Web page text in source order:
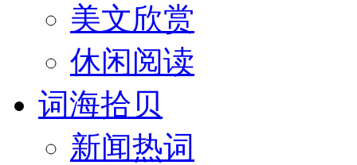
美文欣赏
休闲阅读
词海拾贝
新闻热词